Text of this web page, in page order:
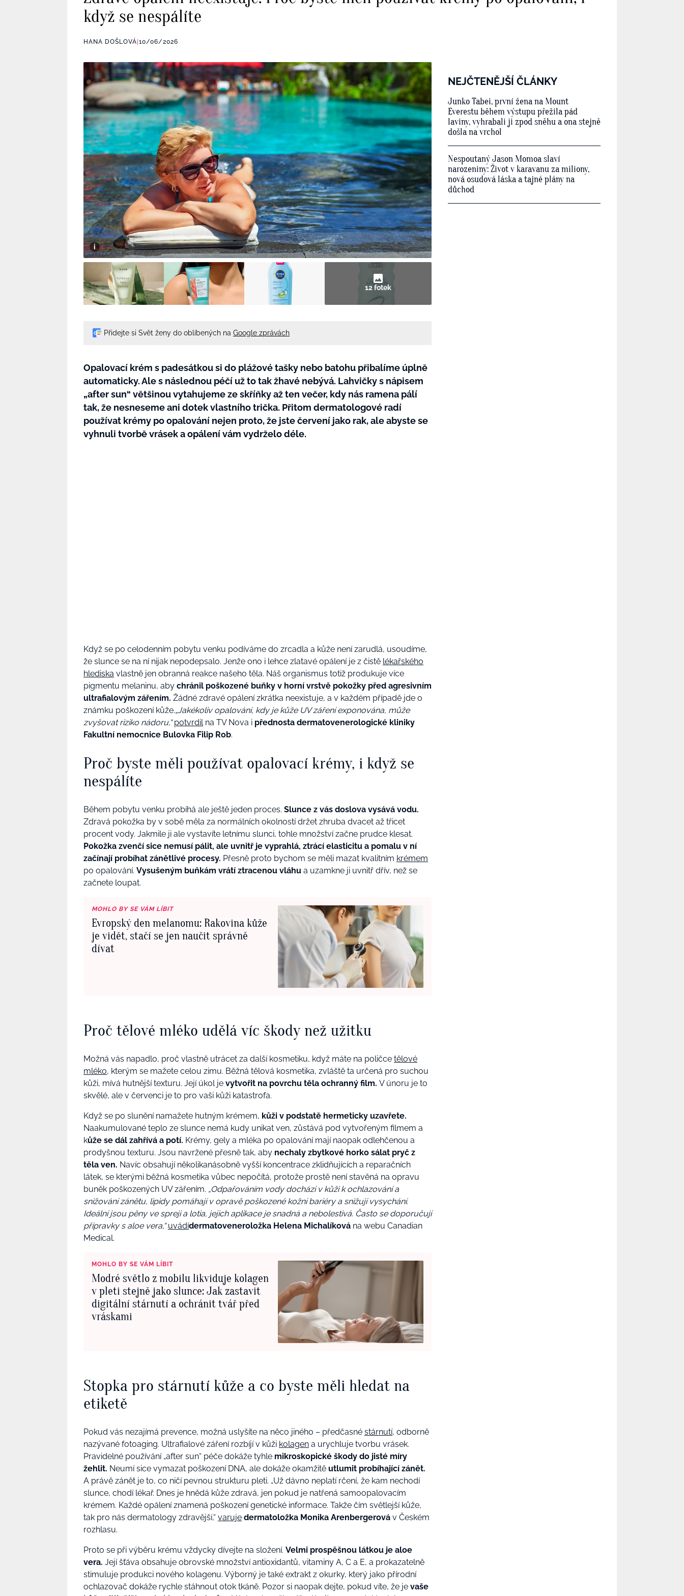
když se nespálíte
HANA DOŠLOVÁ 10/06/2026
12 fotek
Přidejte si Svět ženy do oblíbených na Google zprávách
Opalovací krém s padesátkou si do plážové tašky nebo batohu přibalíme úplně
automaticky. Ale s následnou péčí už to tak žhavé nebývá. Lahvičky s nápisem
„after sun“ většinou vytahujeme ze skříňky až ten večer, kdy nás ramena pálí
tak, že nesneseme ani dotek vlastního trička. Přitom dermatologové radí
používat krémy po opalování nejen proto, že jste červení jako rak, ale abyste se
vyhnuli tvorbě vrásek a opálení vám vydrželo déle.
Když se po celodenním pobytu venku podíváme do zrcadla a kůže není zarudlá, usoudíme,
že slunce se na ní nijak nepodepsalo. Jenže ono i lehce zlatavé opálení je z čistě lékařského
hlediska vlastně jen obranná reakce našeho těla. Náš organismus totiž produkuje více
pigmentu melaninu, aby chránil poškozené buňky v horní vrstvě pokožky před agresivním
ultrafialovým zářením. Žádné zdravé opálení zkrátka neexistuje, a v každém případě jde o
známku poškození kůže.„Jakékoliv opalování, kdy je kůže UV záření exponována, může
zvyšovat riziko nádoru,“ potvrdil na TV Nova i přednosta dermatovenerologické kliniky
Fakultní nemocnice Bulovka Filip Rob.
Proč byste měli používat opalovací krémy, i když se
nespálíte
Během pobytu venku probíhá ale ještě jeden proces. Slunce z vás doslova vysává vodu.
Zdravá pokožka by v sobě měla za normálních okolností držet zhruba dvacet až třicet
procent vody. Jakmile ji ale vystavíte letnímu slunci, tohle množství začne prudce klesat.
Pokožka zvenčí sice nemusí pálit, ale uvnitř je vyprahlá, ztrácí elasticitu a pomalu v ní
začínají probíhat zánětlivé procesy. Přesně proto bychom se měli mazat kvalitním krémem
po opalování. Vysušeným buňkám vrátí ztracenou vláhu a uzamkne ji uvnitř dřív, než se
začnete loupat.
MOHLO BY SE VÁM LÍBIT
Evropský den melanomu: Rakovina kůže
je vidět, stačí se jen naučit správně
dívat
Proč tělové mléko udělá víc škody než užitku
Možná vás napadlo, proč vlastně utrácet za další kosmetiku, když máte na poličce tělové
mléko, kterým se mažete celou zimu. Běžná tělová kosmetika, zvláště ta určená pro suchou
kůži, mívá hutnější texturu. Její úkol je vytvořit na povrchu těla ochranný film. V únoru je to
skvělé, ale v červenci je to pro vaši kůži katastrofa.
Když se po slunění namažete hutným krémem, kůži v podstatě hermeticky uzavřete.
Naakumulované teplo ze slunce nemá kudy unikat ven, zůstává pod vytvořeným filmem a
kůže se dál zahřívá a potí. Krémy, gely a mléka po opalování mají naopak odlehčenou a
prodyšnou texturu. Jsou navržené přesně tak, aby nechaly zbytkové horko sálat pryč z
těla ven. Navíc obsahují několikanásobně vyšší koncentrace zklidňujících a reparačních
látek, se kterými běžná kosmetika vůbec nepočítá, protože prostě není stavěná na opravu
buněk poškozených UV zářením. „Odpařováním vody dochází v kůži k ochlazování a
snižování zánětu, lipidy pomáhají v opravě poškozené kožní bariéry a snižují vysychání.
Ideální jsou pěny ve spreji a lotia, jejich aplikace je snadná a nebolestivá. Často se doporučují
přípravky s aloe vera,“uvádídermatoveneroložka Helena Michalíková na webu Canadian
Medical.
MOHLO BY SE VÁM LÍBIT
Modré světlo z mobilu likviduje kolagen
v pleti stejně jako slunce: Jak zastavit
digitální stárnutí a ochránit tvář před
vráskami
Stopka pro stárnutí kůže a co byste měli hledat na
etiketě
Pokud vás nezajímá prevence, možná uslyšíte na něco jiného – předčasné stárnutí, odborně
nazývané fotoaging. Ultrafialové záření rozbíjí v kůži kolagen a urychluje tvorbu vrásek.
Pravidelné používání „after sun“ péče dokáže tyhle mikroskopické škody do jisté míry
žehlit. Neumí sice vymazat poškození DNA, ale dokáže okamžitě utlumit probíhající zánět.
A právě zánět je to, co ničí pevnou strukturu pleti. „Už dávno neplatí rčení, že kam nechodí
slunce, chodí lékař. Dnes je hnědá kůže zdravá, jen pokud je natřená samoopalovacím
krémem. Každé opálení znamená poškození genetické informace. Takže čím světlejší kůže,
tak pro nás dermatology zdravější,“ varuje dermatoložka Monika Arenbergerová v Českém
rozhlasu.
Proto se při výběru krému vždycky dívejte na složení. Velmi prospěšnou látkou je aloe
vera. Její šťáva obsahuje obrovské množství antioxidantů, vitaminy A, C a E, a prokazatelně
stimuluje produkci nového kolagenu. Výborný je také extrakt z okurky, který jako přírodní
ochlazovač dokáže rychle stáhnout otok tkáně. Pozor si naopak dejte, pokud víte, že je vaše
NEJČTENĚJŠÍ ČLÁNKY
Junko Tabei, první žena na Mount
Everestu během výstupu přežila pád
laviny, vyhrabali ji zpod sněhu a ona stejně
došla na vrchol
Nespoutaný Jason Momoa slaví
narozeniny: Život v karavanu za miliony,
nová osudová láska a tajné plány na
důchod